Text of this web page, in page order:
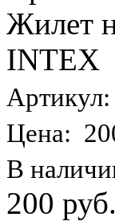
Жилет
INTEX
Цена:
В
200 руб.